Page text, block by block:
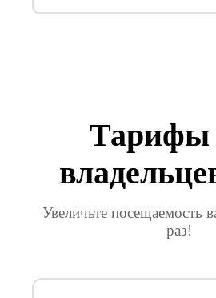
Тарифы
Увеличьте посещаемость
раз!